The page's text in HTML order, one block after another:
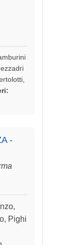
-
Pighi